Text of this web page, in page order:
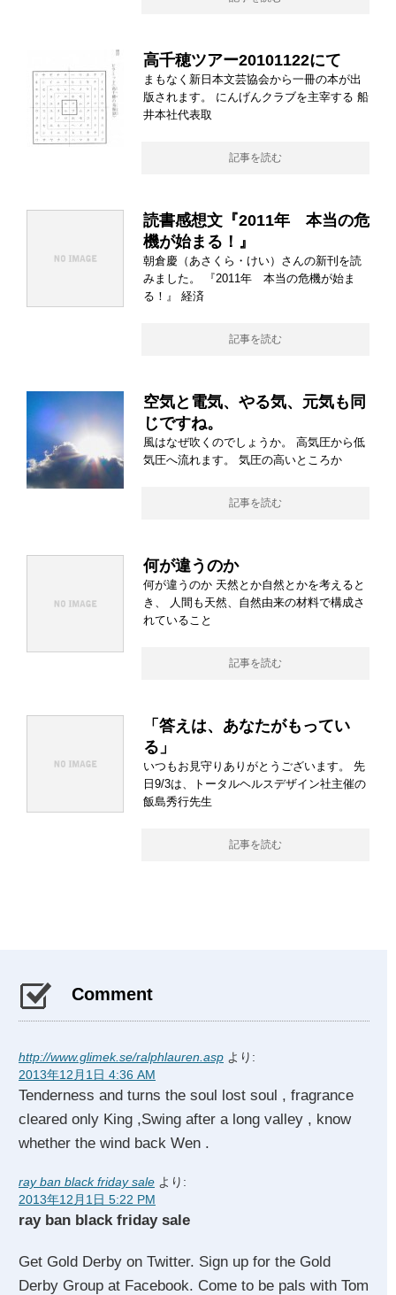
高千穂ツアー20101122にて
まもなく新日本文芸協会から一冊の本が出
版されます。 にんげんクラブを主宰する 船
井本社代表取
記事を読む
読書感想文『2011年 本当の危
機が始まる！』
朝倉慶（あさくら・けい）さんの新刊を読
みました。 『2011年 本当の危機が始ま
る！』 経済
記事を読む
空気と電気、やる気、元気も同
じですね。
風はなぜ吹くのでしょうか。 高気圧から低
気圧へ流れます。 気圧の高いところか
記事を読む
何が違うのか
何が違うのか 天然とか自然とかを考えると
き、 人間も天然、自然由来の材料で構成さ
れていること
記事を読む
「答えは、あなたがもってい
る」
いつもお見守りありがとうございます。 先
日9/3は、トータルヘルスデザイン社主催の
飯島秀行先生
記事を読む
Comment
http://www.glimek.se/ralphlauren.asp より:
2013年12月1日 4:36 AM
Tenderness and turns the soul lost soul , fragrance
cleared only King ,Swing after a long valley , know
whether the wind back Wen .
ray ban black friday sale より:
2013年12月1日 5:22 PM
ray ban black friday sale
Get Gold Derby on Twitter. Sign up for the Gold
Derby Group at Facebook. Come to be pals with Tom